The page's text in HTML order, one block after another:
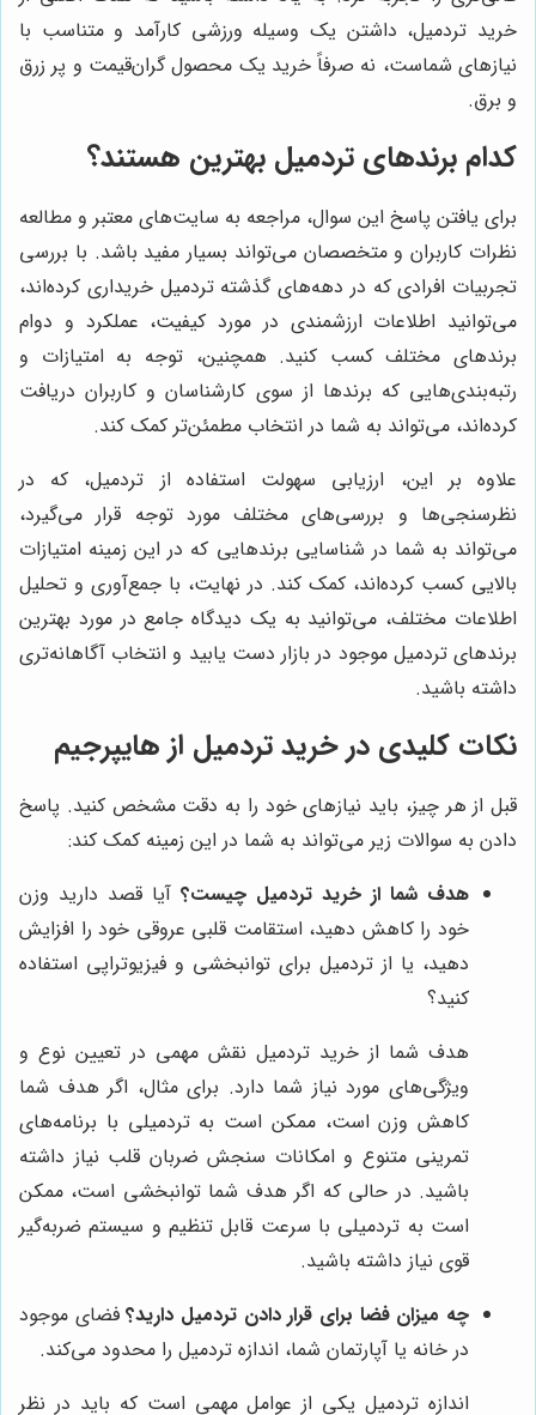
خرید تردمیل، داشتن یک وسیله ورزشی کارآمد و متناسب با
نیازهای شماست، نه صرفاً خرید یک محصول گران‌قیمت و پر زرق
و برق.
کدام برند‌های تردمیل بهترین هستند؟
برای یافتن پاسخ این سوال، مراجعه به سایت‌های معتبر و مطالعه
نظرات کاربران و متخصصان می‌تواند بسیار مفید باشد. با بررسی
تجربیات افرادی که در دهه‌های گذشته تردمیل خریداری کرده‌اند،
می‌توانید اطلاعات ارزشمندی در مورد کیفیت، عملکرد و دوام
برندهای مختلف کسب کنید. همچنین، توجه به امتیازات و
رتبه‌بندی‌هایی که برندها از سوی کارشناسان و کاربران دریافت
کرده‌اند، می‌تواند به شما در انتخاب مطمئن‌تر کمک کند.
علاوه بر این، ارزیابی سهولت استفاده از تردمیل، که در
نظرسنجی‌ها و بررسی‌های مختلف مورد توجه قرار می‌گیرد،
می‌تواند به شما در شناسایی برندهایی که در این زمینه امتیازات
بالایی کسب کرده‌اند، کمک کند. در نهایت، با جمع‌آوری و تحلیل
اطلاعات مختلف، می‌توانید به یک دیدگاه جامع در مورد بهترین
برندهای تردمیل موجود در بازار دست یابید و انتخاب آگاهانه‌تری
داشته باشید.
نکات کلیدی در خرید تردمیل ازهایپرجیم
قبل از هر چیز، باید نیازهای خود را به دقت مشخص کنید. پاسخ
دادن به سوالات زیر می‌تواند به شما در این زمینه کمک کند:
هدف شما از خرید تردمیل چیست؟ آیا قصد دارید وزن
خود را کاهش دهید، استقامت قلبی عروقی خود را افزایش
دهید، یا از تردمیل برای توانبخشی و فیزیوتراپی استفاده
کنید؟
هدف شما از خرید تردمیل نقش مهمی در تعیین نوع و
ویژگی‌های مورد نیاز شما دارد. برای مثال، اگر هدف شما
کاهش وزن است، ممکن است به تردمیلی با برنامه‌های
تمرینی متنوع و امکانات سنجش ضربان قلب نیاز داشته
باشید. در حالی که اگر هدف شما توانبخشی است، ممکن
است به تردمیلی با سرعت قابل تنظیم و سیستم ضربه‌گیر
قوی نیاز داشته باشید.
چه میزان فضا برای قرار دادن تردمیل دارید؟فضای موجود
در خانه یا آپارتمان شما، اندازه تردمیل را محدود می‌کند.
اندازه تردمیل یکی از عوامل مهمی است که باید در نظر